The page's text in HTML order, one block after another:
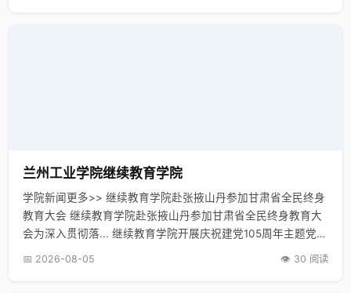
兰州工业学院继续教育学院
学院新闻更多>> 继续教育学院赴张掖山丹参加甘肃省全民终身
教育大会 继续教育学院赴张掖山丹参加甘肃省全民终身教育大
会为深入贯彻落... 继续教育学院开展庆祝建党105周年主题党日
活动 继续教育学院开展庆祝建党105周年主题党日活动为深入
📅 2026-08-05 👁️ 30 阅读